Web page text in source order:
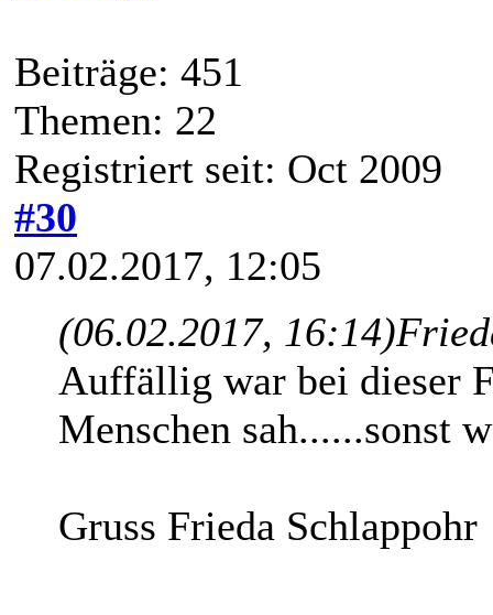
Beiträge: 451
Themen: 22
Registriert seit: Oct 2009
#30
07.02.2017, 12:05
(06.02.2017, 16:14)
Auffällig war bei dieser
Menschen sah......sonst
Gruss Frieda Schlappohr